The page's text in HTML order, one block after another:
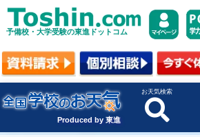
予備校・大学受験の東進ドットコム
Produced by 東進
お天気検索